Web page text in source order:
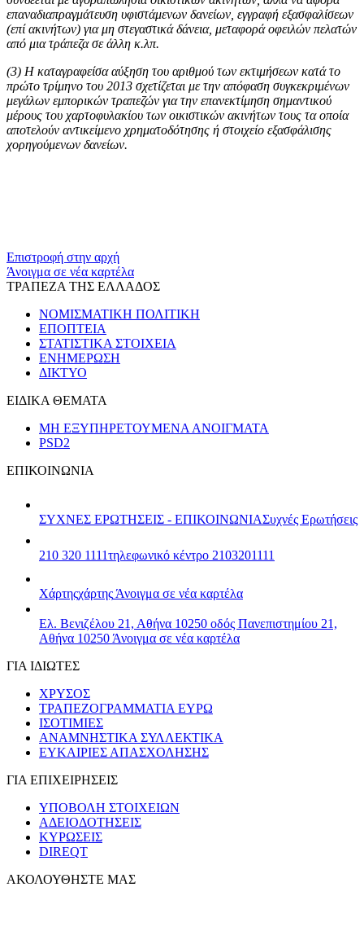
επαναδιαπραγμάτευση υφιστάμενων δανείων, εγγραφή εξασφαλίσεων
(επί ακινήτων) για μη στεγαστικά δάνεια, μεταφορά οφειλών πελατών
από μια τράπεζα σε άλλη κ.λπ.
(3) Η καταγραφείσα αύξηση του αριθμού των εκτιμήσεων κατά το
πρώτο τρίμηνο του 2013 σχετίζεται με την απόφαση συγκεκριμένων
μεγάλων εμπορικών τραπεζών για την επανεκτίμηση σημαντικού
μέρους του χαρτοφυλακίου των οικιστικών ακινήτων τους τα οποία
αποτελούν αντικείμενο χρηματοδότησης ή στοιχείο εξασφάλισης
χορηγούμενων δανείων.
Επιστροφή στην αρχή
Άνοιγμα σε νέα καρτέλα
ΤΡΑΠΕΖΑ ΤΗΣ ΕΛΛΑΔΟΣ
ΝΟΜΙΣΜΑΤΙΚΗ ΠΟΛΙΤΙΚΗ
ΕΠΟΠΤΕΙΑ
ΣΤΑΤΙΣΤΙΚΑ ΣΤΟΙΧΕΙΑ
ΕΝΗΜΕΡΩΣΗ
ΔΙΚΤΥΟ
ΕΙΔΙΚΑ ΘΕΜΑΤΑ
ΜΗ ΕΞΥΠΗΡΕΤΟΥΜΕΝΑ ΑΝΟΙΓΜΑΤΑ
PSD2
ΕΠΙΚΟΙΝΩΝΙΑ
ΣΥΧΝΕΣ ΕΡΩΤΗΣΕΙΣ - ΕΠΙΚΟΙΝΩΝΙΑΣυχνές Ερωτήσεις
210 320 1111τηλεφωνικό κέντρο 2103201111
Χάρτηςχάρτης Άνοιγμα σε νέα καρτέλα
Ελ. Βενιζέλου 21, Αθήνα 10250 οδός Πανεπιστημίου 21,
Αθήνα 10250 Άνοιγμα σε νέα καρτέλα
ΓΙΑ ΙΔΙΩΤΕΣ
ΧΡΥΣΟΣ
ΤΡΑΠΕΖΟΓΡΑΜΜΑΤΙΑ ΕΥΡΩ
ΙΣΟΤΙΜΙΕΣ
ΑΝΑΜΝΗΣΤΙΚΑ ΣΥΛΛΕΚΤΙΚΑ
ΕΥΚΑΙΡΙΕΣ ΑΠΑΣΧΟΛΗΣΗΣ
ΓΙΑ ΕΠΙΧΕΙΡΗΣΕΙΣ
ΥΠΟΒΟΛΗ ΣΤΟΙΧΕΙΩΝ
ΑΔΕΙΟΔΟΤΗΣΕΙΣ
ΚΥΡΩΣΕΙΣ
DIREQT
ΑΚΟΛΟΥΘΗΣΤΕ ΜΑΣ